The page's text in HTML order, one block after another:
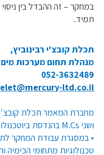
במחקר – זה ההבדל בין
תמיד.
תכלת קובצ'י רבינוביץ,
מנהלת תחום מערכות
052-3632489
ltd.co.il
ושני M.Cs בהנדסת ביוטכנולוגיה ומזון בטכניון.
• במסגרת עבודת המחקר
טכנולוגיות מתחומי הכימיה